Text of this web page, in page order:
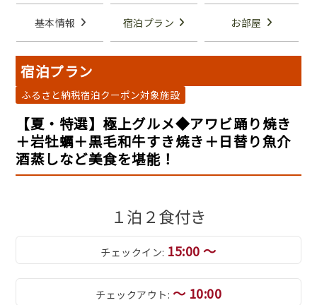
基本情報 宿泊プラン お部屋
宿泊プラン
ふるさと納税宿泊クーポン対象施設
【夏・特選】極上グルメ◆アワビ踊り焼き
＋岩牡蠣＋黒毛和牛すき焼き＋日替り魚介
酒蒸しなど美食を堪能！
１泊２食付き
チェックイン: 15:00 ～
チェックアウト: ～ 10:00